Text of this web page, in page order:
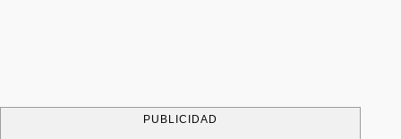
PUBLICIDAD